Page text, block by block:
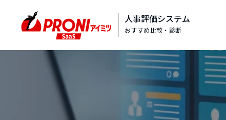
人事評価システム
おすすめ比較・診断